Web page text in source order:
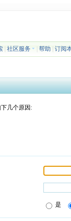
| 社区服务 帮助 订阅
几个原因:
是